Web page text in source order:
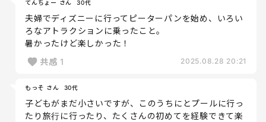
てんちょー さん 30代
夫婦でディズニーに行ってピーターパンを始め、いろい
ろなアトラクションに乗ったこと。
暑かったけど楽しかった！
共感 1 2025.08.28 20:21
もっそ さん 30代
子どもがまだ小さいですが、このうちにとプールに行っ
たり旅行に行ったり、たくさんの初めてを経験できて楽